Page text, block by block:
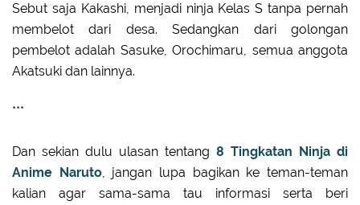
Sebut saja Kakashi, menjadi ninja Kelas S tanpa pernah
membelot dari desa. Sedangkan dari golongan
pembelot adalah Sasuke, Orochimaru, semua anggota
Akatsuki dan lainnya.
***
Dan sekian dulu ulasan tentang 8 Tingkatan Ninja di
Anime Naruto, jangan lupa bagikan ke teman-teman
kalian agar sama-sama tau informasi serta beri